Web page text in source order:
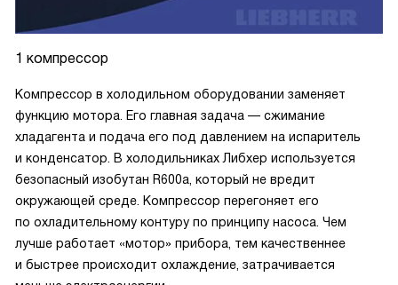
1 компрессор
Компрессор в холодильном оборудовании заменяет
функцию мотора. Его главная задача — сжимание
хладагента и подача его под давлением на испаритель
и конденсатор. В холодильниках Либхер используется
безопасный изобутан R600a, который не вредит
окружающей среде. Компрессор перегоняет его
по охладительному контуру по принципу насоса. Чем
лучше работает «мотор» прибора, тем качественнее
и быстрее происходит охлаждение, затрачивается